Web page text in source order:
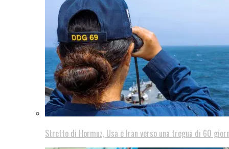
Stretto di Hormuz, Usa e Iran verso una tregua di 60